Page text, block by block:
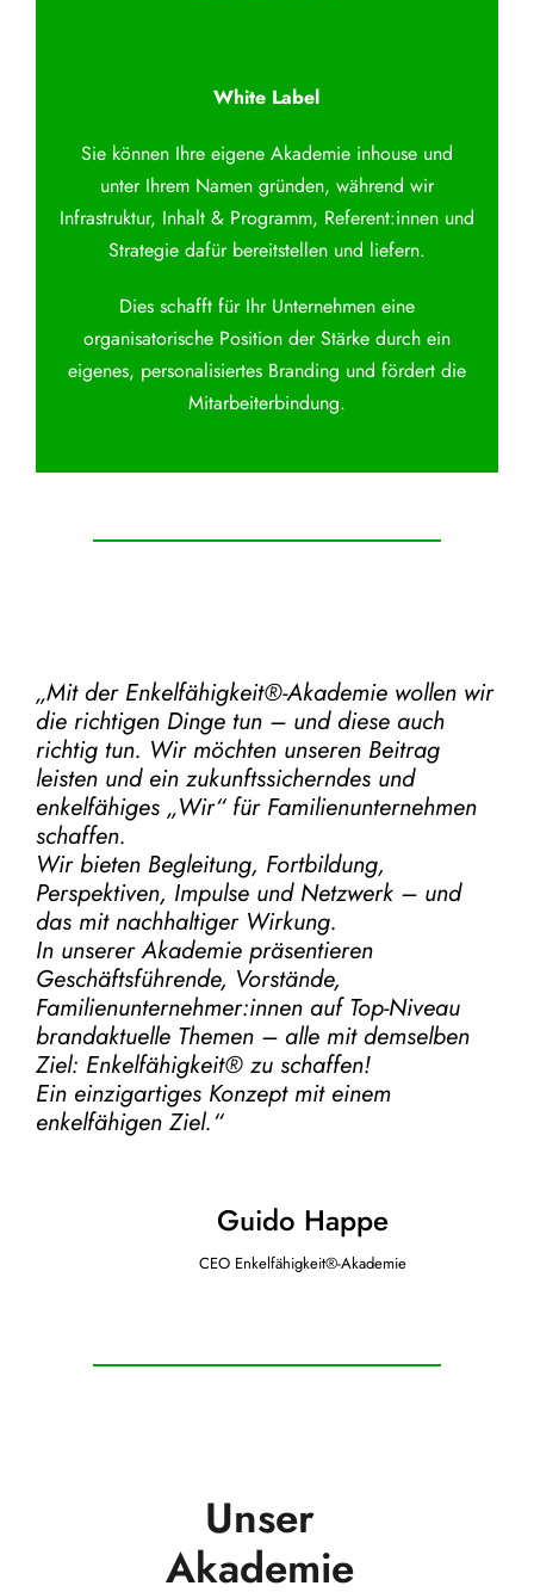
White Label
Sie können Ihre eigene Akademie inhouse und
unter Ihrem Namen gründen, während wir
Infrastruktur, Inhalt & Programm, Referent:innen und
Strategie dafür bereitstellen und liefern.
Dies schafft für Ihr Unternehmen eine
organisatorische Position der Stärke durch ein
eigenes, personalisiertes Branding und fördert die
Mitarbeiterbindung.
„Mit der Enkelfähigkeit®-Akademiewollen wir
die richtigen Dinge tun – und diese auch
richtig tun. Wir möchten unseren Beitrag
leisten und ein zukunftssicherndes und
enkelfähiges „Wir“ für Familienunternehmen
schaffen.
Wir bieten Begleitung, Fortbildung,
Perspektiven, Impulse und Netzwerk – und
das mit nachhaltiger Wirkung.
In unserer Akademie präsentieren
Geschäftsführende, Vorstände,
Familienunternehmer:innen auf Top-Niveau
brandaktuelle Themen – alle mit demselben
Ziel: Enkelfähigkeit® zu schaffen!
Ein einzigartiges Konzept mit einem
enkelfähigen Ziel.“
Guido Happe
CEO Enkelfähigkeit®-Akademie
Unser
Akademie